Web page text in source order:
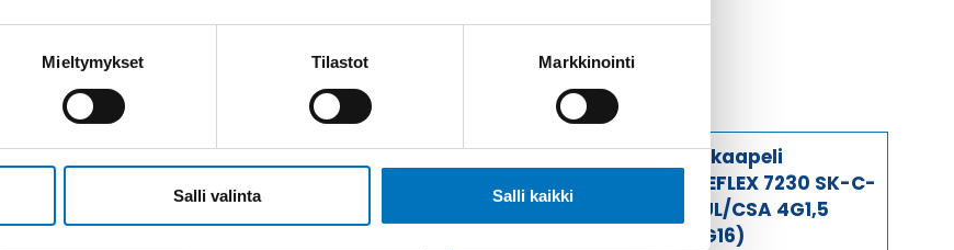
Mieltymykset Tilastot Markkinointi
Salli valinta Salli kaikki
Saman kaapelin eri versiot
Ketjukaapeli
PUR UL/CSA 3G1,5
Ketjukaapeli
KAWEFLEX 7230 SK-C-
PUR UL/CSA 4G1,5
(AWG16)